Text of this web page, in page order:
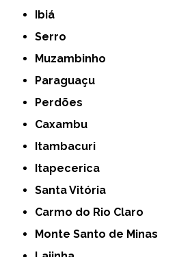
Ibiá
Serro
Muzambinho
Paraguaçu
Perdões
Caxambu
Itambacuri
Itapecerica
Santa Vitória
Carmo do Rio Claro
Monte Santo de Minas